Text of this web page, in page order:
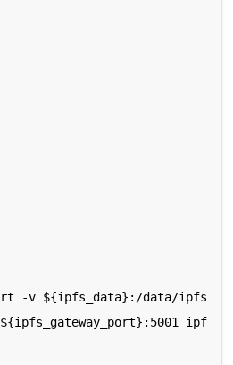
-v ${ipfs_data}:/data/ipfs
ipf